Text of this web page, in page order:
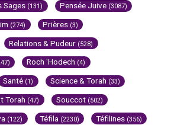
Sages (131) Pensée Juive (3087)
(274) Prières (3)
Relations & Pudeur (528)
Roch 'Hodech (4)
Santé (1) Science & Torah (33)
Torah (47) Souccot (502)
(122) Téfila (2230) Téfilines (356)